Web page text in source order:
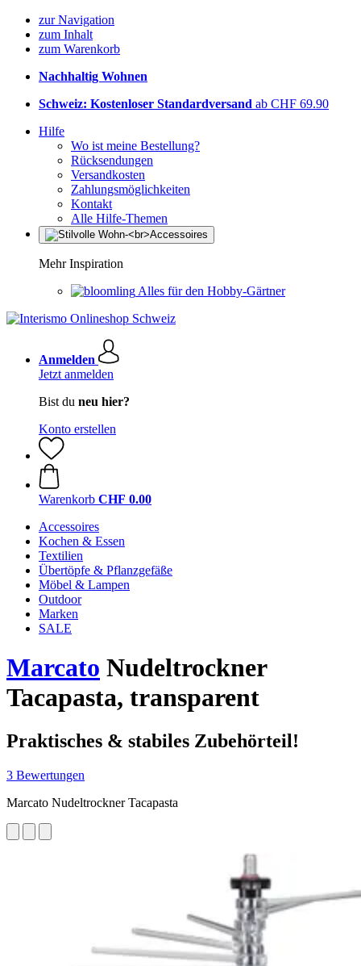
zur Navigation
zum Inhalt
zum Warenkorb
Nachhaltig Wohnen
Schweiz: Kostenloser Standardversand ab CHF 69.90
Hilfe
Wo ist meine Bestellung?
Rücksendungen
Versandkosten
Zahlungsmöglichkeiten
Kontakt
Alle Hilfe-Themen
Mehr Inspiration
Alles für den Hobby-Gärtner
Anmelden
Jetzt anmelden
Bist du neu hier?
Konto erstellen
Warenkorb CHF 0.00
Accessoires
Kochen & Essen
Textilien
Übertöpfe & Pflanzgefäße
Möbel & Lampen
Outdoor
Marken
SALE
Marcato Nudeltrockner
Tacapasta, transparent
Praktisches & stabiles Zubehörteil!
3 Bewertungen
Marcato Nudeltrockner Tacapasta